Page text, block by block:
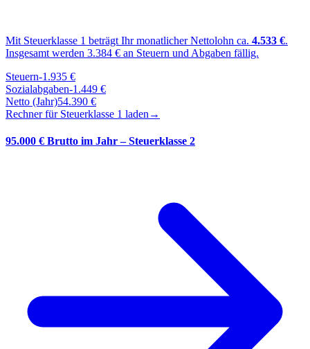
Mit Steuerklasse 1 beträgt Ihr monatlicher Nettolohn ca. 4.533 €.
Insgesamt werden 3.384 € an Steuern und Abgaben fällig.
Steuern-1.935 €
Sozialabgaben-1.449 €
Netto (Jahr)54.390 €
Rechner für Steuerklasse 1 laden →
95.000 € Brutto im Jahr – Steuerklasse 2